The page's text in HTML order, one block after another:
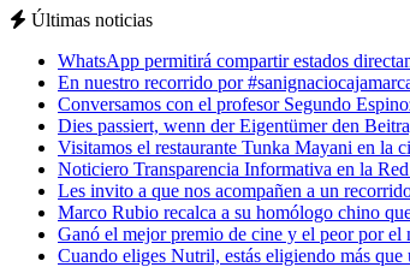
Últimas noticias
WhatsApp permitirá compartir estados
En nuestro recorrido por
Conversamos con el profesor Segundo
Dies passiert, wenn der Eigentümer den
Visitamos el restaurante Tunka Mayani en la
Noticiero Transparencia Informativa en la
Les invito a que nos acompañen a un
Marco Rubio recalca a su homólogo chino
Ganó el mejor premio de cine y el peor por el
Cuando eliges Nutril, estás eligiendo más